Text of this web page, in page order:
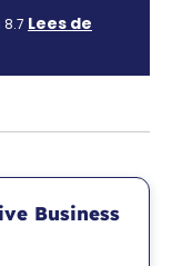
Lees de
Business